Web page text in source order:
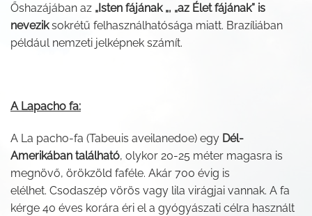
Őshazájában az „Isten fájának „, „az Élet fájának” is
neveziksokrétű felhasználhatósága miatt. Brazíliában
például nemzeti jelképnek számít.
A Lapacho fa:
A La pacho-fa (Tabeuis aveilanedoe) egy Dél-
Amerikában található, olykor 20-25 méter magasra is
megnövő, örökzöld faféle. Akár 700 évig is
elélhet. Csodaszép vörös vagy lila virágjai vannak. A fa
kérge 40 éves korára éri el a gyógyászati célra használt